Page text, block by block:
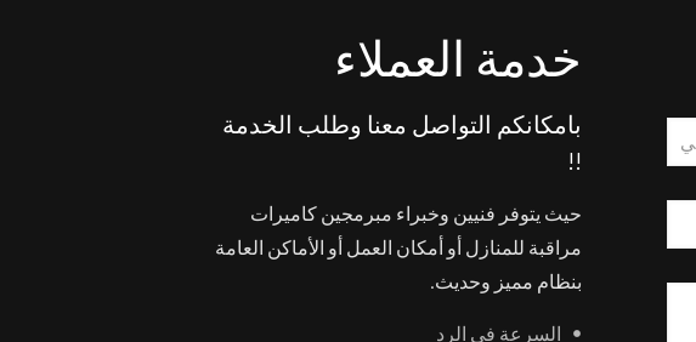
خدمة العملاء
بامكانكم التواصل معنا وطلب الخدمة
!!
حيث يتوفر فنيين وخبراء مبرمجين كاميرات
مراقبة للمنازل أو أمكان العمل أو الأماكن العامة
بنظام مميز وحديث.
السرعة في الرد